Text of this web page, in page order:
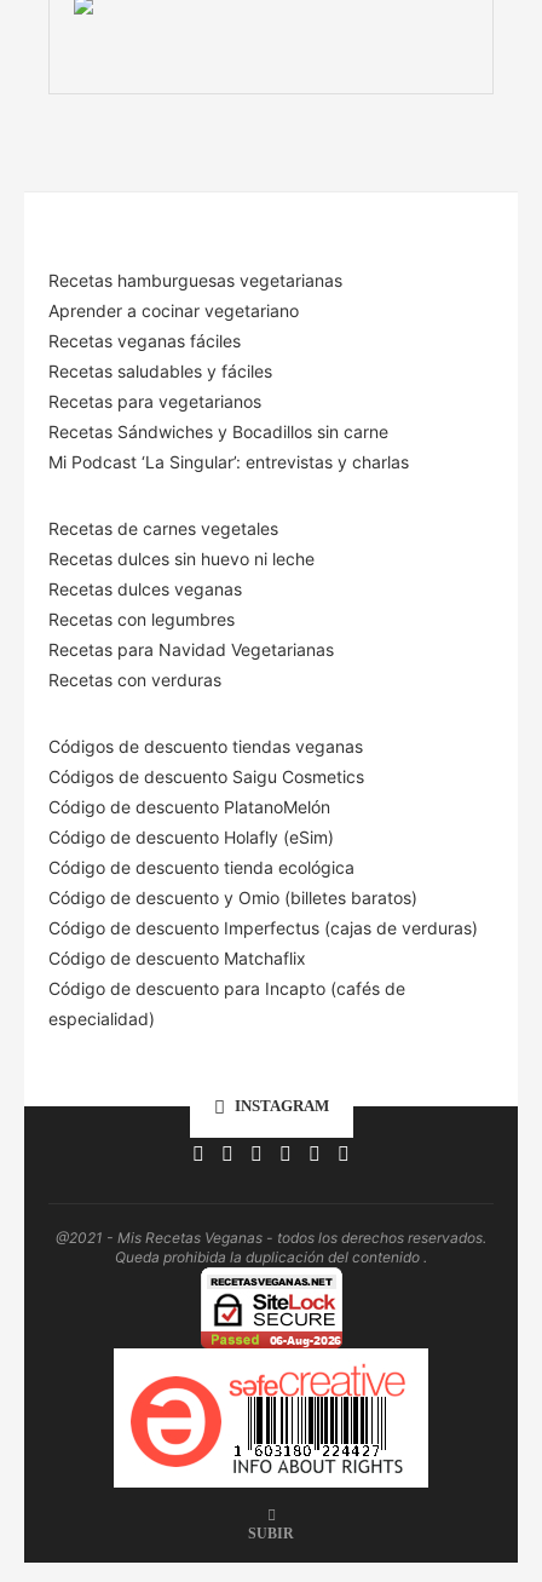
Recetas hamburguesas vegetarianas
Aprender a cocinar vegetariano
Recetas veganas fáciles
Recetas saludables y fáciles
Recetas para vegetarianos
Recetas Sándwiches y Bocadillos sin carne
Mi Podcast ‘La Singular’: entrevistas y charlas
Recetas de carnes vegetales
Recetas dulces sin huevo ni leche
Recetas dulces veganas
Recetas con legumbres
Recetas para Navidad Vegetarianas
Recetas con verduras
Códigos de descuento tiendas veganas
Códigos de descuento Saigu Cosmetics
Código de descuento PlatanoMelón
Código de descuento Holafly (eSim)
Código de descuento tienda ecológica
Código de descuento y Omio (billetes baratos)
Código de descuento Imperfectus (cajas de verduras)
Código de descuento Matchaflix
Código de descuento para Incapto (cafés de
especialidad)
INSTAGRAM
@2021 - Mis Recetas Veganas - todos los derechos reservados.
Queda prohibida la duplicación del contenido .
SUBIR